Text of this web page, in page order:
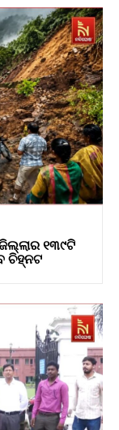
୧୩୯ଟି
ଚିହ୍ନଟ